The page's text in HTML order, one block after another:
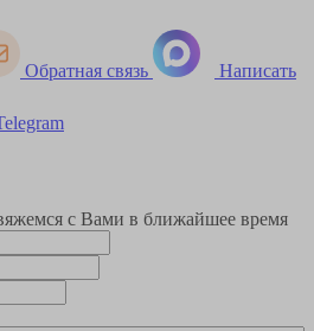
Обратная связь Написать
с Вами в ближайшее время